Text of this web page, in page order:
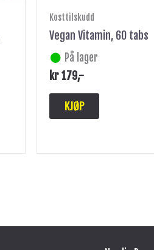
Kosttilskudd
Vegan Vitamin, 60 tabs
På lager
kr179,-
KJØP